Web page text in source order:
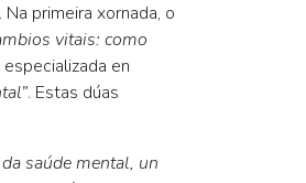
primeira xornada, o
vitais: como
en
. Estas dúas
saúde mental, un